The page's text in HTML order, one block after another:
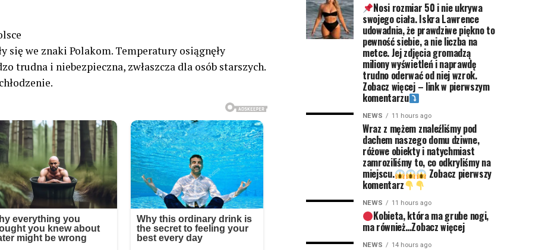
się we znaki Polakom. Temperatury osiągnęły
trudna i niebezpieczna, zwłaszcza dla osób starszych.
Nosi rozmiar 50 i nie ukrywa
swojego ciała. Iskra Lawrence
udowadnia, że prawdziwe piękno to
pewność siebie, a nie liczba na
metce. Jej zdjęcia gromadzą
miliony wyświetleń i naprawdę
trudno oderwać od niej wzrok.
Zobacz więcej – link w pierwszym
komentarzu
NEWS 11 hours ago
Wraz z mężem znaleźliśmy pod
dachem naszego domu dziwne,
różowe obiekty i natychmiast
zamroziliśmy to, co odkryliśmy na
miejscu. Zobacz pierwszy
komentarz
NEWS 11 hours ago
Kobieta, która ma grube nogi,
ma również…Zobacz więcej
NEWS 14 hours ago